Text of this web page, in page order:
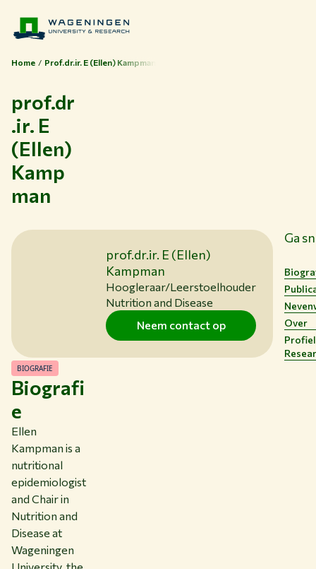
Studeren bij WUR
Samenwerken met WUR
NIEUWS & ACHTERGRONDEN
HUIDIGE STUDENTEN
BIBLIOTHEEK
CONTACT
Home Prof.dr.ir. E (Ellen) Kampman
prof.dr
.ir. E
(Ellen)
Kamp
man
prof.dr.ir. E (Ellen)
Kampman
Hoogleraar/Leerstoelhouder
Nutrition and Disease
Neem contact op
Ga
Over
Biografi
e
BIOGRAFIE
Ellen
Kampman is a
nutritional
epidemiologist
and Chair in
Nutrition and
Disease at
Wageningen